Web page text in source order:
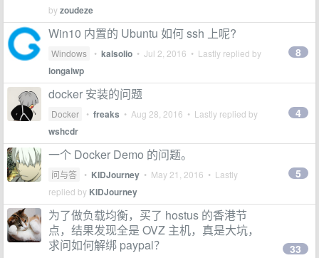
byzoudeze
Win10 内置的 Ubuntu 如何 ssh 上呢?
Windows • kalsolio • Jul 2, 2016 • Lastly replied by
longaiwp
8
docker 安装的问题
Docker • freaks • Aug 28, 2016 • Lastly replied by
wshcdr
4
一个 Docker Demo 的问题。
问与答 • KIDJourney • May 21, 2016 • Lastly
replied by KIDJourney
5
为了做负载均衡，买了 hostus 的香港节
点，结果发现全是 OVZ 主机，真是大坑，
求问如何解绑 paypal？
33